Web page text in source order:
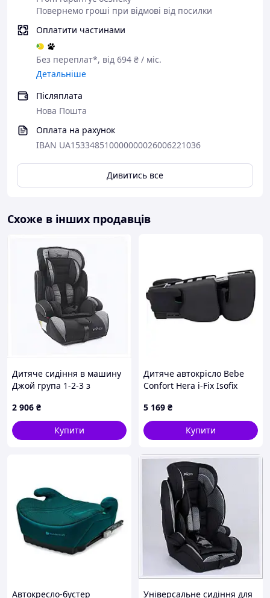
Повернемо гроші при відмові від посилки
Оплатити частинами
Без переплат*, від 694 ₴ / міс.
Детальніше
Післяплата
Нова Пошта
Оплата на рахунок
IBAN UA153348510000000026006221036
Дивитись все
Схоже в інших продавців
Дитяче сидіння в машину
Джой група 1-2-3 з
2 906 ₴
Купити
Дитяче автокрісло Bebe
Confort Hera i-Fix Isofix
5 169 ₴
Купити
Автокресло-бустер Універсальне сидіння для